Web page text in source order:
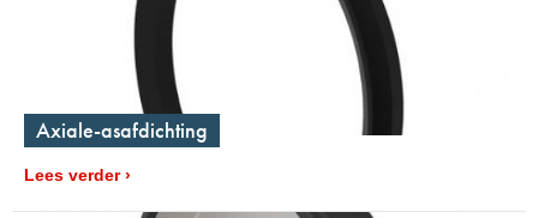
Axiale-asafdichting
Lees verder